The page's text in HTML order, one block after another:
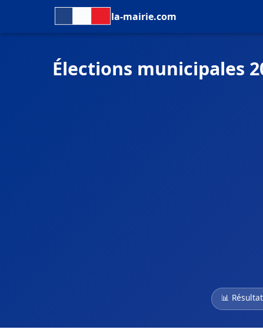
la-mairie.com
Élections municipales
📊